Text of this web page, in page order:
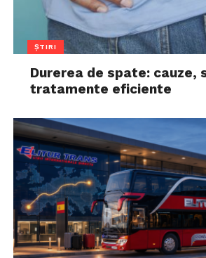
ȘTIRI
Durerea de spate: cauze,
tratamente eficiente